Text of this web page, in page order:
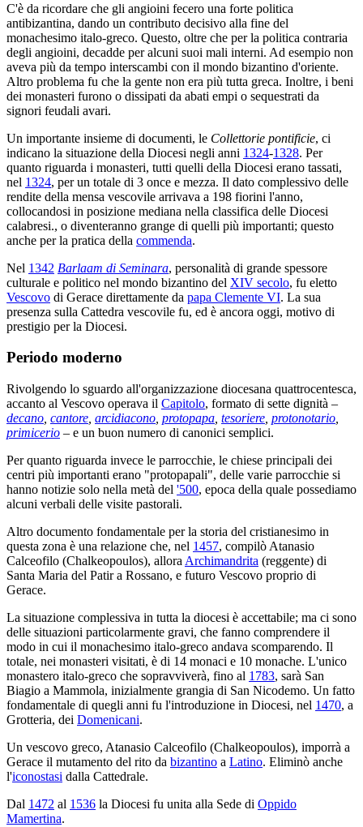
C'è da ricordare che gli angioini fecero una forte politica
antibizantina, dando un contributo decisivo alla fine del
monachesimo italo-greco. Questo, oltre che per la politica contraria
degli angioini, decadde per alcuni suoi mali interni. Ad esempio non
aveva più da tempo interscambi con il mondo bizantino d'oriente.
Altro problema fu che la gente non era più tutta greca. Inoltre, i beni
dei monasteri furono o dissipati da abati empi o sequestrati da
signori feudali avari.
Un importante insieme di documenti, le Collettorie pontificie, ci
indicano la situazione della Diocesi negli anni 1324-1328. Per
quanto riguarda i monasteri, tutti quelli della Diocesi erano tassati,
nel 1324, per un totale di 3 once e mezza. Il dato complessivo delle
rendite della mensa vescovile arrivava a 198 fiorini l'anno,
collocandosi in posizione mediana nella classifica delle Diocesi
calabresi., o diventeranno grange di quelli più importanti; questo
anche per la pratica della commenda.
Nel 1342 Barlaam di Seminara, personalità di grande spessore
culturale e politico nel mondo bizantino del XIV secolo, fu eletto
Vescovo di Gerace direttamente da papa Clemente VI. La sua
presenza sulla Cattedra vescovile fu, ed è ancora oggi, motivo di
prestigio per la Diocesi.
Periodo moderno
Rivolgendo lo sguardo all'organizzazione diocesana quattrocentesca,
accanto al Vescovo operava il Capitolo, formato di sette dignità –
decano cantore arcidiacono protopapa tesoriere protonotario
primicerio – e un buon numero di canonici semplici.
Per quanto riguarda invece le parrocchie, le chiese principali dei
centri più importanti erano "protopapali", delle varie parrocchie si
hanno notizie solo nella metà del '500, epoca della quale possediamo
alcuni verbali delle visite pastorali.
Altro documento fondamentale per la storia del cristianesimo in
questa zona è una relazione che, nel 1457, compilò Atanasio
Calceofilo (Chalkeopoulos), allora Archimandrita (reggente) di
Santa Maria del Patir a Rossano, e futuro Vescovo proprio di
Gerace.
La situazione complessiva in tutta la diocesi è accettabile; ma ci sono
delle situazioni particolarmente gravi, che fanno comprendere il
modo in cui il monachesimo italo-greco andava scomparendo. Il
totale, nei monasteri visitati, è di 14 monaci e 10 monache. L'unico
monastero italo-greco che sopravviverà, fino al 1783, sarà San
Biagio a Mammola, inizialmente grangia di San Nicodemo. Un fatto
fondamentale di quegli anni fu l'introduzione in Diocesi, nel 1470, a
Grotteria, dei Domenicani.
Un vescovo greco, Atanasio Calceofilo (Chalkeopoulos), imporrà a
Gerace il mutamento del rito da bizantino a Latino. Eliminò anche
l'iconostasi dalla Cattedrale.
Dal 1472 al 1536 la Diocesi fu unita alla Sede di Oppido
Mamertina.